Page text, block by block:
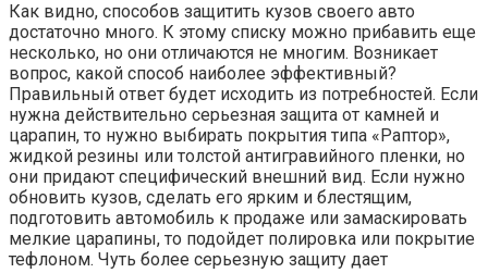
Как видно, способов защитить кузов своего авто
достаточно много. К этому списку можно прибавить еще
несколько, но они отличаются не многим. Возникает
вопрос, какой способ наиболее эффективный?
Правильный ответ будет исходить из потребностей. Если
нужна действительно серьезная защита от камней и
царапин, то нужно выбирать покрытия типа «Раптор»,
жидкой резины или толстой антигравийного пленки, но
они придают специфический внешний вид. Если нужно
обновить кузов, сделать его ярким и блестящим,
подготовить автомобиль к продаже или замаскировать
мелкие царапины, то подойдет полировка или покрытие
тефлоном. Чуть более серьезную защиту дает